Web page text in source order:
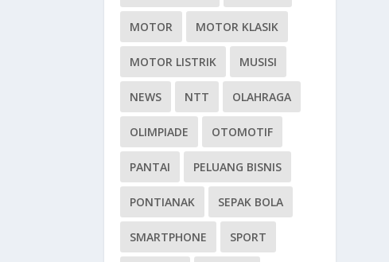
MOTOR MOTOR KLASIK
MOTOR LISTRIK MUSISI
NEWS NTT OLAHRAGA
OLIMPIADE OTOMOTIF
PANTAI PELUANG BISNIS
PONTIANAK SEPAK BOLA
SMARTPHONE SPORT